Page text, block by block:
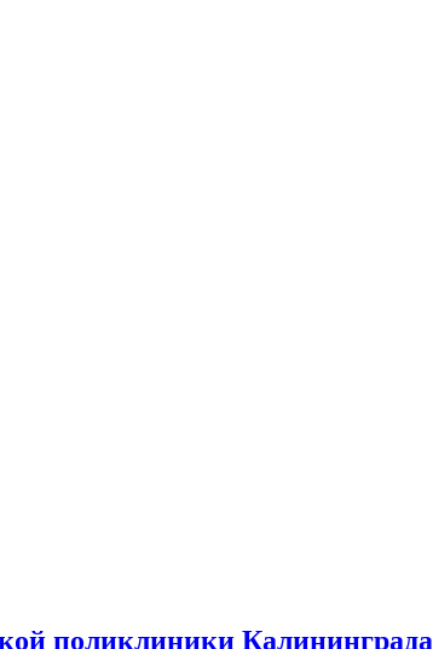
поликлиники Калининграда